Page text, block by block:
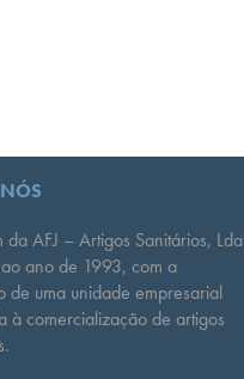
da AFJ – Artigos Sanitários, Lda
ano de 1993, com a
de uma unidade empresarial
à comercialização de artigos